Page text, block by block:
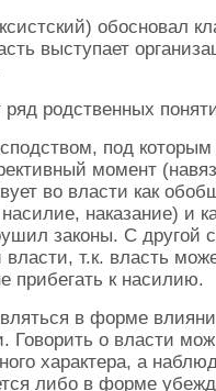
обосновал
выступает
ряд родственных
под
момент
во власти как
наказание) и
законы. С другой
власти, т.к. власть
прибегать к насилию.
в форме
о власти
характера, а
либо в форме